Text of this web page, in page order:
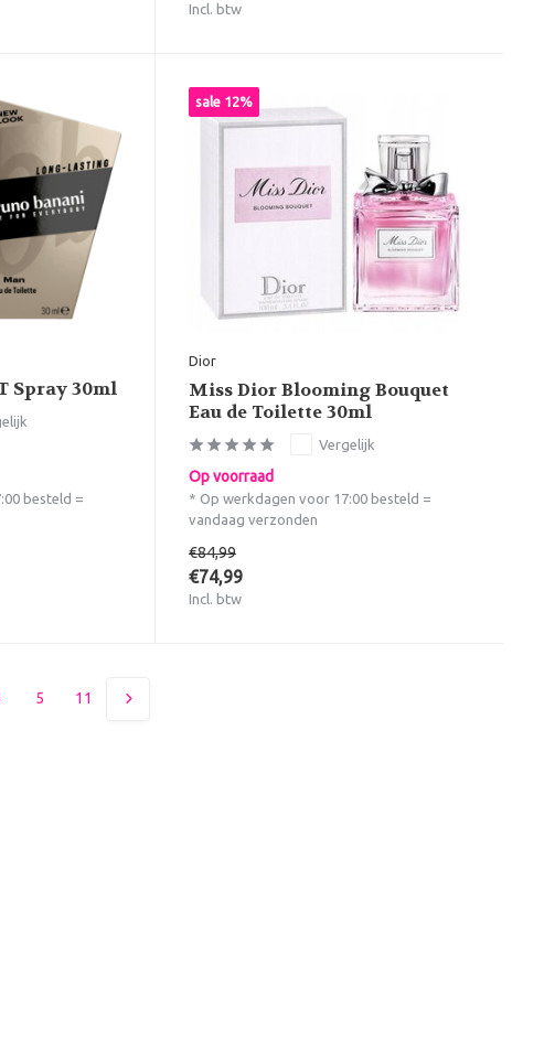
Incl. btw
Spray 30ml
besteld =
sale 12%
Dior
Miss Dior Blooming Bouquet
Eau de Toilette 30ml
Vergelijk
Op voorraad
* Op werkdagen voor 17:00 besteld =
vandaag verzonden
€84,99
€74,99
Incl. btw
5 11